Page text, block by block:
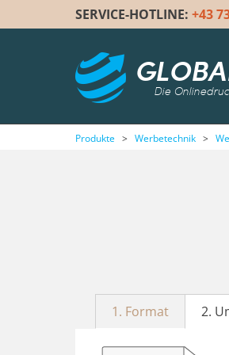
SERVICE-HOTLINE: +43
Die
Produkte > Werbetechnik >
1. Format 2.